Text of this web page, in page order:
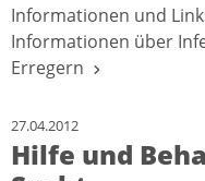
Informationen und
Informationen über
Erregern
27.04.2012
Hilfe und